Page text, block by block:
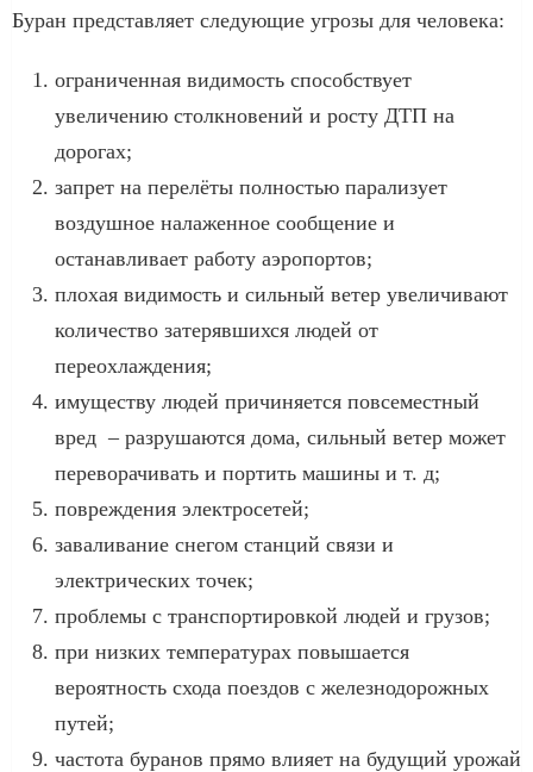
Буран представляет следующие угрозы для человека:
ограниченная видимость способствует
увеличению столкновений и росту ДТП на
дорогах;
запрет на перелёты полностью парализует
воздушное налаженное сообщение и
останавливает работу аэропортов;
плохая видимость и сильный ветер увеличивают
количество затерявшихся людей от
переохлаждения;
имуществу людей причиняется повсеместный
вред – разрушаются дома, сильный ветер может
переворачивать и портить машины и т. д;
повреждения электросетей;
заваливание снегом станций связи и
электрических точек;
проблемы с транспортировкой людей и грузов;
при низких температурах повышается
вероятность схода поездов с железнодорожных
путей;
частота буранов прямо влияет на будущий урожай